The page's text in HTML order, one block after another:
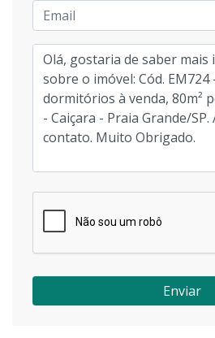
Enviar